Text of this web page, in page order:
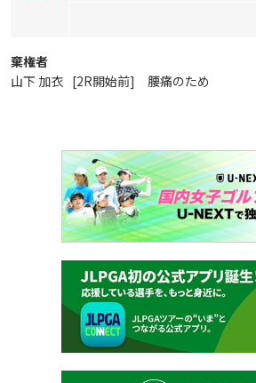
棄権者
山下 加衣 [2R開始前] 腰痛のため